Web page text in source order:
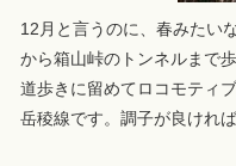
12月と言うのに、春みたい
から箱山峠のトンネルまで
道歩きに留めてロコモティ
岳稜線です。調子が良けれ